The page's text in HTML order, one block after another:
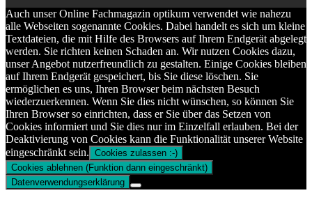
Auch unser Online Fachmagazin optikum verwendet wie nahezu
alle Webseiten sogenannte Cookies. Dabei handelt es sich um kleine
Textdateien, die mit Hilfe des Browsers auf Ihrem Endgerät abgelegt
werden. Sie richten keinen Schaden an. Wir nutzen Cookies dazu,
unser Angebot nutzerfreundlich zu gestalten. Einige Cookies bleiben
auf Ihrem Endgerät gespeichert, bis Sie diese löschen. Sie
ermöglichen es uns, Ihren Browser beim nächsten Besuch
wiederzuerkennen. Wenn Sie dies nicht wünschen, so können Sie
Ihren Browser so einrichten, dass er Sie über das Setzen von
Cookies informiert und Sie dies nur im Einzelfall erlauben. Bei der
Deaktivierung von Cookies kann die Funktionalität unserer Website
eingeschränkt sein. Cookies zulassen :-)
Cookies ablehnen (Funktion dann eingeschränkt)
Datenverwendungserklärung